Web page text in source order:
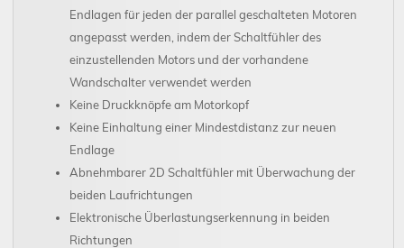
Endlagen für jeden der parallel geschalteten Motoren
angepasst werden, indem der Schaltfühler des
einzustellenden Motors und der vorhandene
Wandschalter verwendet werden
Keine Druckknöpfe am Motorkopf
Keine Einhaltung einer Mindestdistanz zur neuen
Endlage
Abnehmbarer 2D Schaltfühler mit Überwachung der
beiden Laufrichtungen
Elektronische Überlastungserkennung in beiden
Richtungen